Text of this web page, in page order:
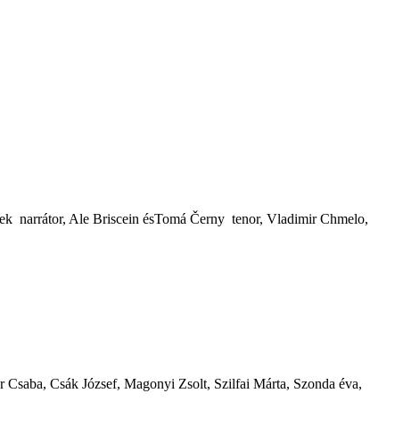
Ale Briscein ésTomá Černy  tenor, Vladimir Chmelo,
Csák József, Magonyi Zsolt, Szilfai Márta, Szonda éva,